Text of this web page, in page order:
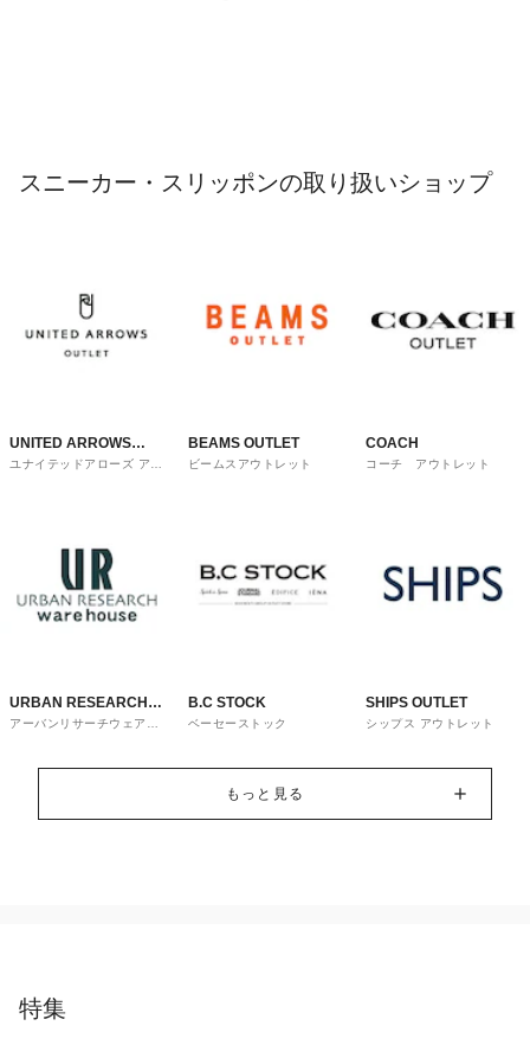
スニーカー・スリッポンの取り扱いショップ
UNITED ARROWS
OUTLET
ユナイテッドアローズ アウ
BEAMS OUTLET
ビームスアウトレット
COACH
コーチ アウトレット
URBAN RESEARCH
ware house
アーバンリサーチウェアハ
B.C STOCK
ベーセーストック
SHIPS OUTLET
シップス アウトレット
もっと見る
特集